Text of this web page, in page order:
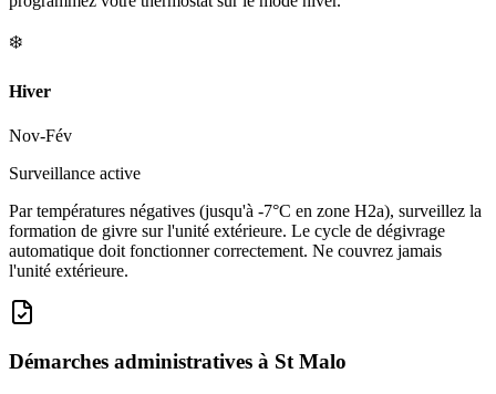
❄️
Hiver
Nov-Fév
Surveillance active
Par températures négatives (jusqu'à -7°C en zone H2a), surveillez la
formation de givre sur l'unité extérieure. Le cycle de dégivrage
automatique doit fonctionner correctement. Ne couvrez jamais
l'unité extérieure.
Démarches administratives à St Malo